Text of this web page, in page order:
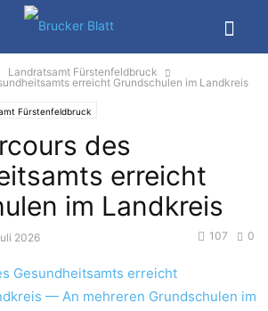
Landratsamt Fürstenfeldbruck
erreicht Grundschulen im Landkreis
Fürstenfeldbruck
des
erreicht
im Landkreis
2026 0
107